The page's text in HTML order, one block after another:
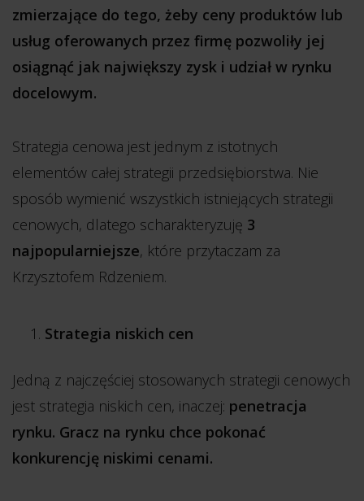
zmierzające do tego, żeby ceny produktów lub
usług oferowanych przez firmę pozwoliły jej
osiągnąć jak największy zysk i udział w rynku
docelowym.
Strategia cenowa jest jednym z istotnych
elementów całej strategii przedsiębiorstwa. Nie
sposób wymienić wszystkich istniejących strategii
cenowych, dlatego scharakteryzuję 3
najpopularniejsze, które przytaczam za
Krzysztofem Rdzeniem.
Strategia niskich cen
Jedną z najczęściej stosowanych strategii cenowych
jest strategia niskich cen, inaczej: penetracja
rynku. Gracz na rynku chce pokonać
konkurencję niskimi cenami.